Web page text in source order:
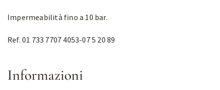
Impermeabilità fino a 10 bar.
Ref. 01 733 7707 4053-07 5 20 89
Informazioni